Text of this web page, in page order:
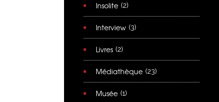
Insolite (2)
Interview (3)
Livres (2)
Médiathèque (23)
Musée (1)